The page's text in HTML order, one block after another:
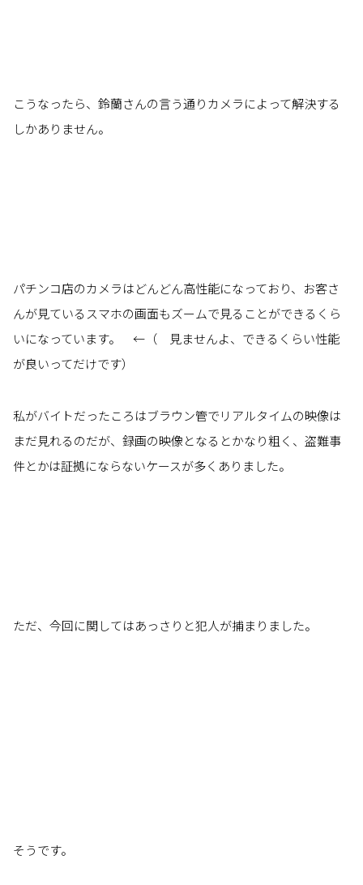
こうなったら、鈴蘭さんの言う通りカメラによって解決する
しかありません。
パチンコ店のカメラはどんどん高性能になっており、お客さ
んが見ているスマホの画面もズームで見ることができるくら
いになっています。 ←（ 見ませんよ、できるくらい性能
が良いってだけです）
私がバイトだったころはブラウン管でリアルタイムの映像は
まだ見れるのだが、録画の映像となるとかなり粗く、盗難事
件とかは証拠にならないケースが多くありました。
ただ、今回に関してはあっさりと犯人が捕まりました。
そうです。